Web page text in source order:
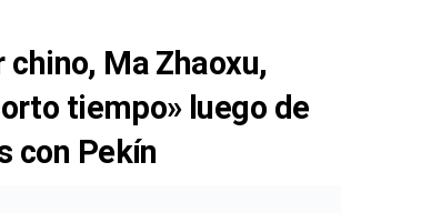
Ma Zhaoxu,
tiempo» luego de
con Pekín